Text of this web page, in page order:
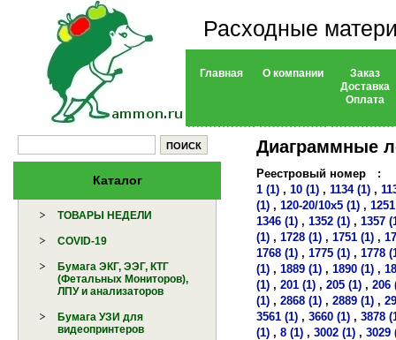
Расходные
Главная О компании
Заказ
Доставка
Оплата
Каталог
ТОВАРЫ НЕДЕЛИ
COVID-19
Бумага ЭКГ, ЭЭГ, КТГ
(Фетальных Мониторов),
ЛПУ и анализаторов
Бумага УЗИ для
видеопринтеров
Диаграммные
Реестровый номер
:
1 (1) , 10 (1) , 1134 (1) ,
(1) , 120-20/10х5 (1) ,
1346 (1) , 1352 (1) , 1357
(1) , 1728 (1) , 1751 (1) ,
1768 (1) , 1775 (1) , 1778
(1) , 1889 (1) , 1890 (1) ,
(1) , 201 (1) , 205 (1) , 206
(1) , 2868 (1) , 2889 (1) ,
3561 (1) , 3660 (1) , 3878
(1) , 8 (1) , 3002 (1) , 3029